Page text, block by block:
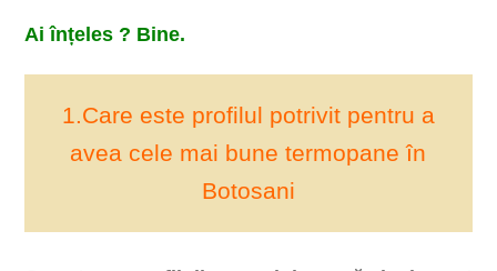
Ai înțeles ? Bine.
1.Care este profilul potrivit pentru a
avea cele mai bune termopane în
Botosani